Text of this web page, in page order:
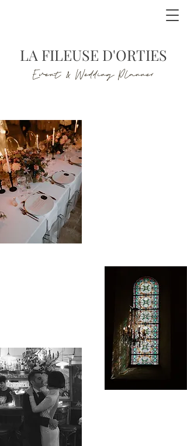
LA FILEUSE D'ORTIES
Event & Wedding Planner